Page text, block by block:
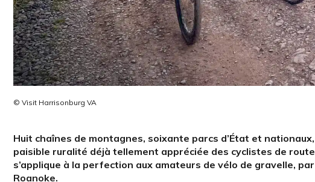
© Visit Harrisonburg VA
Huit chaînes de montagnes, soixante parcs d’État et
paisible ruralité déjà tellement appréciée des cyclistes de
s’applique à la perfection aux amateurs de vélo de gravelle,
Roanoke.